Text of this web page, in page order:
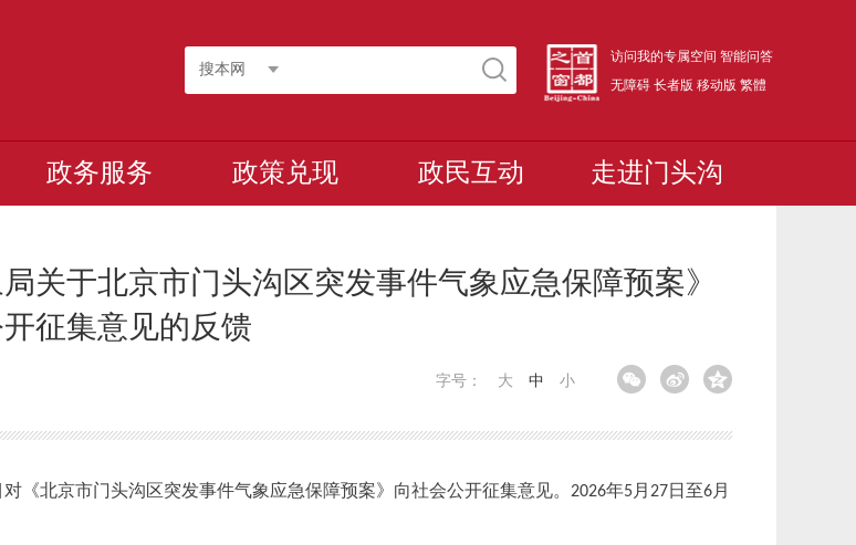
搜本网
访问我的专属空间 智能问答
无障碍 长者版 移动版 繁體
政务服务 政策兑现 政民互动 走进门头沟
关于北京市门头沟区突发事件气象应急保障预案》
征集意见的反馈
字号： 大 中 小
《北京市门头沟区突发事件气象应急保障预案》向社会公开征集意见。 2026年5月 27日至6月